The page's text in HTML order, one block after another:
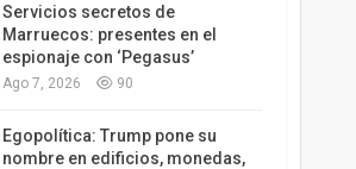
Servicios secretos de
Marruecos: presentes en el
espionaje con ‘Pegasus’
Ago 7, 2026 90
Egopolítica: Trump pone su
nombre en edificios, monedas,